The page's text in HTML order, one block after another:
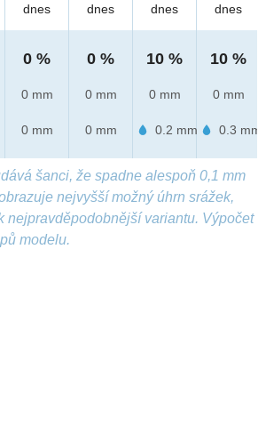
dnes
0 %
0 mm
0 mm
dnes
0 %
0 mm
0 mm
dnes
10 %
0 mm
0.2 mm
dnes
10 %
0 mm
0.3 mm
šanci, že spadne alespoň 0,1 mm
nejvyšší možný úhrn srážek,
nejpravděpodobnější variantu. Výpočet
modelu.